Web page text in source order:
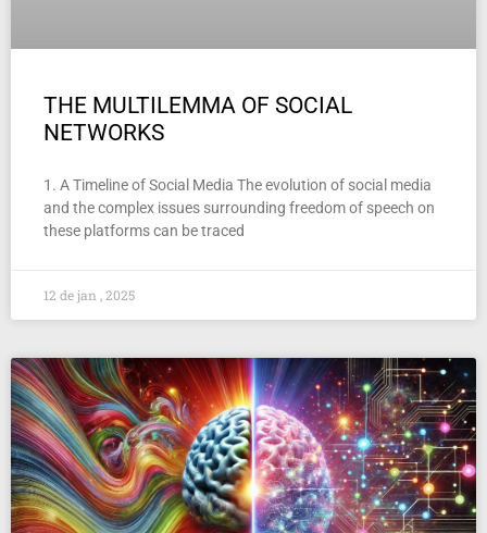
THE MULTILEMMA OF SOCIAL
NETWORKS
1. A Timeline of Social Media The evolution of social media
and the complex issues surrounding freedom of speech on
these platforms can be traced
12 de jan , 2025